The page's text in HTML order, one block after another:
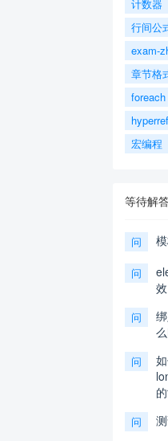
计数器
行间公
exam-
章节格
foreach
宏编程
等待解
问
问
问
问
问